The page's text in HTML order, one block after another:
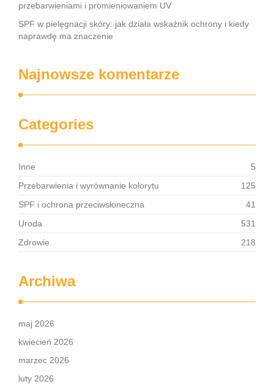
przebarwieniami i promieniowaniem UV
SPF w pielęgnacji skóry: jak działa wskaźnik ochrony i kiedy
naprawdę ma znaczenie
Najnowsze komentarze
Categories
Inne
5
Przebarwienia i wyrównanie kolorytu
125
SPF i ochrona przeciwsłoneczna
41
Uroda
531
Zdrowie
218
Archiwa
maj 2026
kwiecień 2026
marzec 2026
luty 2026